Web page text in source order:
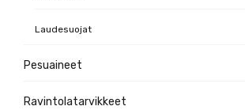
Laudesuojat
Pesuaineet
Ravintolatarvikkeet